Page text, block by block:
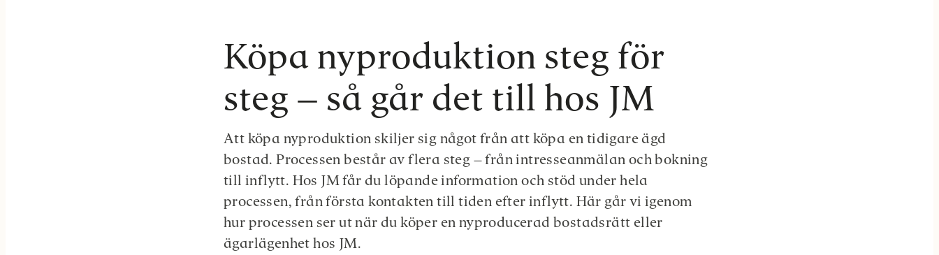
Köpa nyproduktion steg för
steg – så går det till hos JM
Att köpa nyproduktion skiljer sig något från att köpa en tidigare ägd
bostad. Processen består av flera steg – från intresseanmälan och bokning
till inflytt. Hos JM får du löpande information och stöd under hela
processen, från första kontakten till tiden efter inflytt. Här går vi igenom
hur processen ser ut när du köper en nyproducerad bostadsrätt eller
ägarlägenhet hos JM.